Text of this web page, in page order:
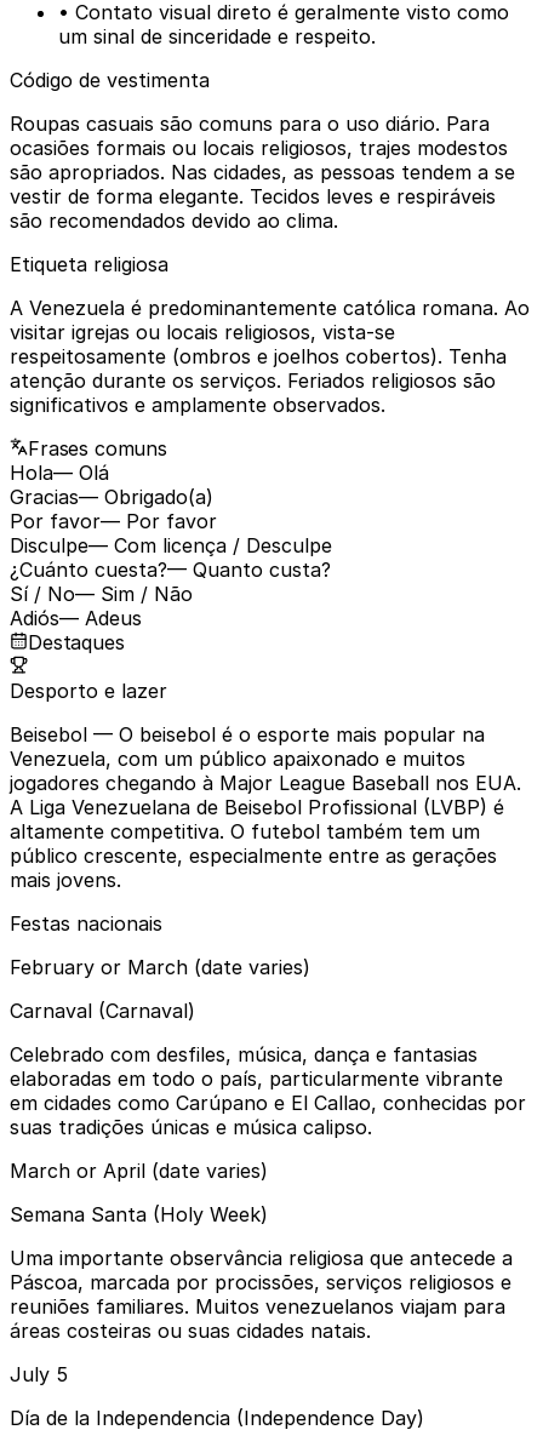
• Contato visual direto é geralmente visto como
um sinal de sinceridade e respeito.
Código de vestimenta
Roupas casuais são comuns para o uso diário. Para
ocasiões formais ou locais religiosos, trajes modestos
são apropriados. Nas cidades, as pessoas tendem a se
vestir de forma elegante. Tecidos leves e respiráveis
são recomendados devido ao clima.
Etiqueta religiosa
A Venezuela é predominantemente católica romana. Ao
visitar igrejas ou locais religiosos, vista-se
respeitosamente (ombros e joelhos cobertos). Tenha
atenção durante os serviços. Feriados religiosos são
significativos e amplamente observados.
Frases comuns
Hola— Olá
Gracias— Obrigado(a)
Por favor— Por favor
Disculpe— Com licença / Desculpe
¿Cuánto cuesta?— Quanto custa?
Sí / No— Sim / Não
Adiós— Adeus
Destaques
Desporto e lazer
Beisebol — O beisebol é o esporte mais popular na
Venezuela, com um público apaixonado e muitos
jogadores chegando à Major League Baseball nos EUA.
A Liga Venezuelana de Beisebol Profissional (LVBP) é
altamente competitiva. O futebol também tem um
público crescente, especialmente entre as gerações
mais jovens.
Festas nacionais
February or March (date varies)
Carnaval (Carnaval)
Celebrado com desfiles, música, dança e fantasias
elaboradas em todo o país, particularmente vibrante
em cidades como Carúpano e El Callao, conhecidas por
suas tradições únicas e música calipso.
March or April (date varies)
Semana Santa (Holy Week)
Uma importante observância religiosa que antecede a
Páscoa, marcada por procissões, serviços religiosos e
reuniões familiares. Muitos venezuelanos viajam para
áreas costeiras ou suas cidades natais.
July 5
Día de la Independencia (Independence Day)